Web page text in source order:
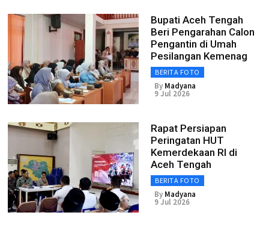
Bupati Aceh Tengah
Beri Pengarahan Calon
Pengantin di Umah
Pesilangan Kemenag
BERITA FOTO
By Madyana
9 Jul 2026
Rapat Persiapan
Peringatan HUT
Kemerdekaan RI di
Aceh Tengah
BERITA FOTO
By Madyana
9 Jul 2026